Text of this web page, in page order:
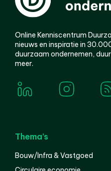
Online Kenniscentrum
nieuws en inspiratie in
duurzaam ondernemen,
meer.
Thema’s
Bouw/Infra & Vastgoed